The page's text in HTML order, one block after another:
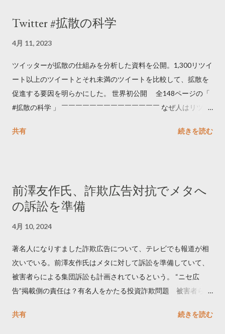
Twitter #拡散の科学
4月 11, 2023
ツイッターが拡散の仕組みを分析した資料を公開。1,300リツイ
ート以上のツイートとそれ未満のツイートを比較して、拡散を
促進する要因を明らかにした。 世界初公開 全148ページの「
#拡散の科学 」 ￣￣￣￣￣￣￣￣￣￣￣￣￣￣ なぜ人はリツイ
学しました。 ー バズの目安は1300リツイート ー 人は16の熱量
トするのか？ https://marketing.twitter.com/ja/insights/kakusan
共有 続きを読む
前澤友作氏、詐欺広告対抗でメタへ
の訴訟を準備
4月 10, 2024
著名人になりすました詐欺広告について、テレビでも報道が相
次いでいる。前澤友作氏はメタに対して訴訟を準備していて、
被害者らによる集団訴訟も計画されているという。 “ニセ広
告”掲載側の責任は？有名人をかたる投資詐欺問題 被害者らが
https://newsdig.tbs.co.jp/articles/-/1091835 なぜなくならな
共有 続きを読む